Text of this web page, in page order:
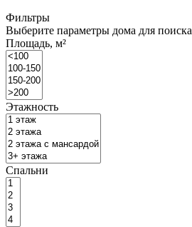
Фильтры
Выберите параметры дома для поиска
Площадь, м²
Этажность
Спальни